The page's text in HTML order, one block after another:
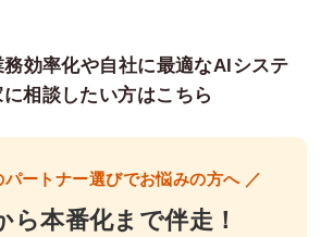
効率化や自社に最適なAIシステ
相談したい方はこちら
パートナー選びでお悩みの方へ ／
ら本番化まで伴走！